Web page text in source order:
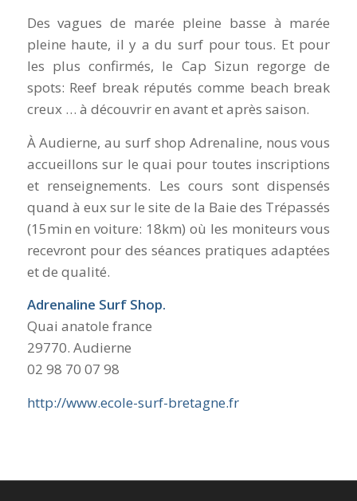
Des vagues de marée pleine basse à marée
pleine haute, il y a du surf pour tous. Et pour
les plus confirmés, le Cap Sizun regorge de
spots: Reef break réputés comme beach break
creux … à découvrir en avant et après saison.
À Audierne, au surf shop Adrenaline, nous vous
accueillons sur le quai pour toutes inscriptions
et renseignements. Les cours sont dispensés
quand à eux sur le site de la Baie des Trépassés
(15min en voiture: 18km) où les moniteurs vous
recevront pour des séances pratiques adaptées
et de qualité.
Adrenaline Surf Shop.
Quai anatole france
29770. Audierne
02 98 70 07 98
http://www.ecole-surf-bretagne.fr